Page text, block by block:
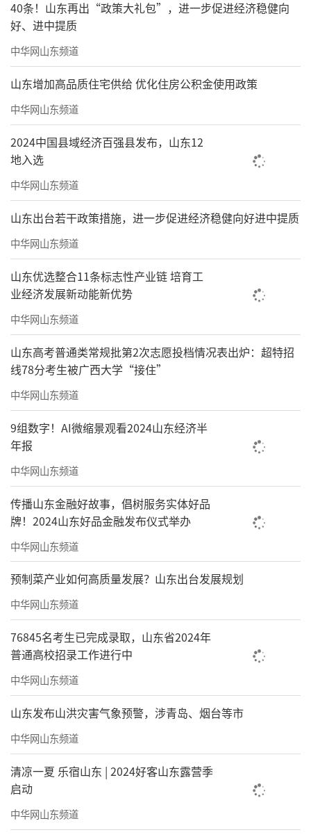
40条！山东再出“政策大礼包”，进一步促进经济稳健向
好、进中提质
中华网山东频道
山东增加高品质住宅供给 优化住房公积金使用政策
中华网山东频道
2024中国县域经济百强县发布，山东12
地入选
中华网山东频道
山东出台若干政策措施，进一步促进经济稳健向好进中提质
中华网山东频道
山东优选整合11条标志性产业链 培育工
业经济发展新动能新优势
中华网山东频道
山东高考普通类常规批第2次志愿投档情况表出炉：超特招
线78分考生被广西大学“接住”
中华网山东频道
9组数字！AI微缩景观看2024山东经济半
年报
中华网山东频道
传播山东金融好故事，倡树服务实体好品
牌！2024山东好品金融发布仪式举办
中华网山东频道
预制菜产业如何高质量发展？山东出台发展规划
中华网山东频道
76845名考生已完成录取，山东省2024年
普通高校招录工作进行中
中华网山东频道
山东发布山洪灾害气象预警，涉青岛、烟台等市
中华网山东频道
清凉一夏 乐宿山东 | 2024好客山东露营季
启动
中华网山东频道